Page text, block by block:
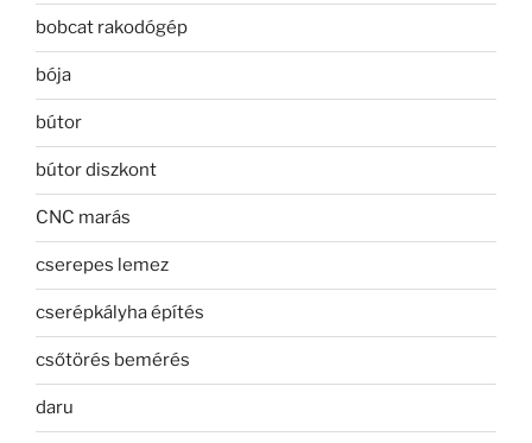
bobcat rakodógép
bója
bútor
bútor diszkont
CNC marás
cserepes lemez
cserépkályha építés
csőtörés bemérés
daru